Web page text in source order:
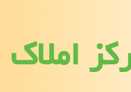
املاك